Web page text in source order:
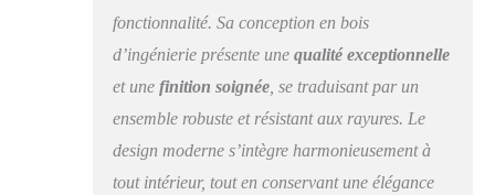
compressé sous 16000
tonnes, en suite fritté
sous 1500℃, nous
aurons la pierre frittée
qui résistent à
rayures, ainsi qu'aux
températures élevées,
fonctionnalité. Sa conception en bois
d’ingénierie présente une qualité exceptionnelle
et une finition soignée, se traduisant par un
ensemble robuste et résistant aux rayures. Le
design moderne s’intègre harmonieusement à
tout intérieur, tout en conservant une élégance